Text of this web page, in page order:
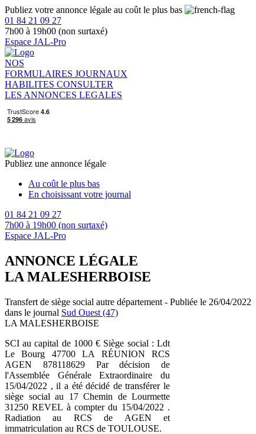
Publiez votre annonce légale au coût le plus bas
01 84 21 09 27
7h00 à 19h00 (non surtaxé)
Espace JAL-Pro
NOS
FORMULAIRES JOURNAUX
HABILITES CONSULTER
LES ANNONCES LEGALES
Publiez une annonce légale
Au coût le plus bas
En choisissant votre journal
01 84 21 09 27
7h00 à 19h00 (non surtaxé)
Espace JAL-Pro
ANNONCE LÉGALE
LA MALESHERBOISE
Transfert de siège social autre département - Publiée le 26/04/2022
dans le journal Sud Ouest (47)
LA MALESHERBOISE
SCI au capital de 1000 € Siège social : Ldt
Le Bourg 47700 LA RÉUNION RCS
AGEN 878118629 Par décision de
l'Assemblée Générale Extraordinaire du
15/04/2022 , il a été décidé de transférer le
siège social au 17 Chemin de Lourmette
31250 REVEL à compter du 15/04/2022 .
Radiation au RCS de AGEN et
immatriculation au RCS de TOULOUSE.